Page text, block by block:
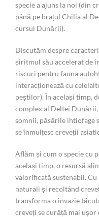
specie a ajuns la noi (din
până pe brațul Chilia al
cursul Dunării).
Discutăm despre
șiritmul său accelerat de
riscuri pentru fauna
interacționează cu
peștilor). În același timp,
complex al Deltei
somnii, păsările ihtiofage
se înmulțesc creveții
Aflăm și cum o specie cu
același timp, o resursă
valorificată sustenabil.
naturali și recoltând
transforma o invazie
creveți se curăță mai